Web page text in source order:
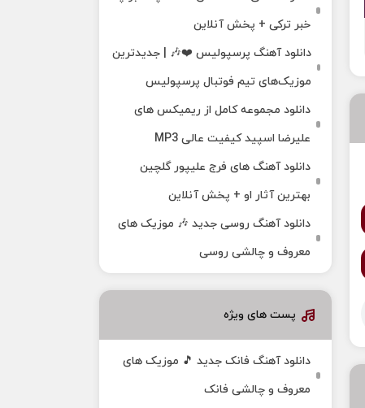
خبر ترکی + پخش آنلاین
دانلود آهنگ پرسپولیس ❤️🎶 | جدیدترین
موزیک‌های تیم فوتبال پرسپولیس
دانلود مجموعه کامل از ریمیکس های
علیرضا اسپید کیفیت عالی MP3
دانلود آهنگ های فرج علیپور گلچین
بهترین آثار او + پخش آنلاین
دانلود آهنگ روسی جدید 🎶 موزیک‌ های
معروف و چالشی روسی
پست های ویژه
دانلود آهنگ فانک جدید 🎵 موزیک‌ های
معروف و چالشی فانک